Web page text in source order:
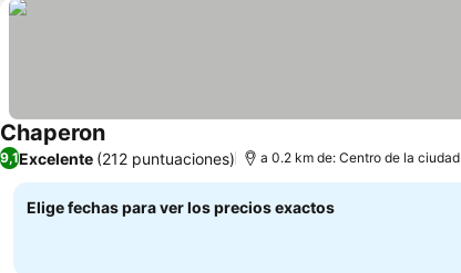
ChaperonVer precios
9,1Excelente (212 puntuaciones) a 0.2 km de: Centro de la ciudad
Elige fechas para ver los precios exactos